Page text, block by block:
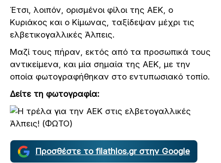
Έτσι, λοιπόν, ορισμένοι φίλοι της ΑΕΚ, ο
Κυριάκος και ο Κίμωνας, ταξίδεψαν μέχρι τις
ελβετικογαλλικές Άλπεις.
Μαζί τους πήραν, εκτός από τα προσωπικά τους
αντικείμενα, και μία σημαία της ΑΕΚ, με την
οποία φωτογραφήθηκαν στο εντυπωσιακό τοπίο.
Δείτε τη φωτογραφία:
Προσθέστε το filathlos.gr στην Google